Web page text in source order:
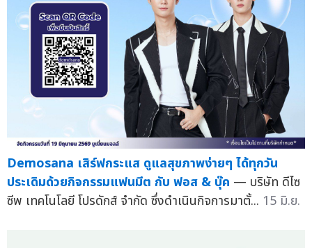
Demosana เสิร์ฟกระแส ดูแลสุขภาพง่ายๆ ได้ทุกวัน
ประเดิมด้วยกิจกรรมแฟนมีต กับ ฟอส & บุ๊ค — บริษัท ดีไซ
ซีพ เทคโนโลยี โปรดักส์ จำกัด ซึ่งดำเนินกิจการมาตั้... 15 มิ.ย.